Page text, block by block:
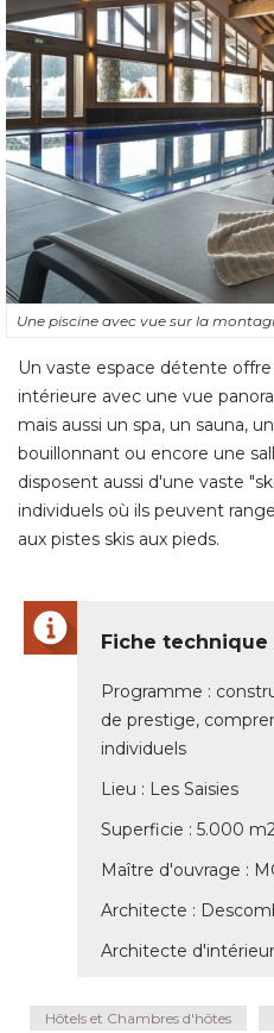
Une piscine avec vue sur la
Un vaste espace détente
intérieure avec une vue
mais aussi un spa, un sauna,
bouillonnant ou encore une
disposent aussi d'une vaste
individuels où ils peuvent
aux pistes skis aux pieds.
Fiche technique
Programme :
de prestige,
individuels
Lieu : Les Saisies
Superficie : 5.000
Maître d'ouvrage :
Architecte :
Architecte
Hôtels et Chambres d'hôtes